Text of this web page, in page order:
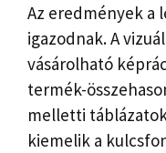
Az eredmények a
igazodnak. A
vásárolható
termék-
melletti
kiemelik a